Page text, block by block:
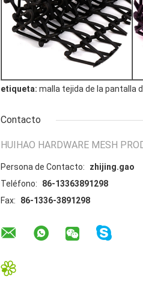
etiqueta: malla tejida de la pantalla
Contacto
HUIHAO HARDWARE MESH
Persona de Contacto:
zhijing.gao
Teléfono:
86-13363891298
Fax:
86-1336-3891298